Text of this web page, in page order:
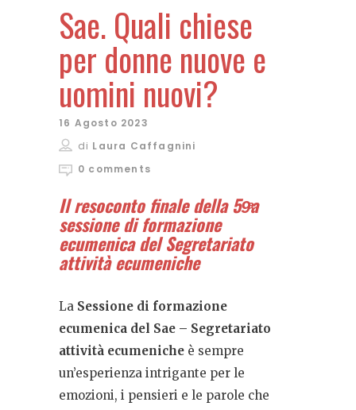
Sae. Quali chiese
per donne nuove e
uomini nuovi?
16 Agosto 2023
di Laura Caffagnini
0 comments
Il resoconto finale della 59ͣa
sessione di formazione
ecumenica del Segretariato
attività ecumeniche
La Sessione di formazione
ecumenica del Sae – Segretariato
attività ecumeniche è sempre
un’esperienza intrigante per le
emozioni, i pensieri e le parole che